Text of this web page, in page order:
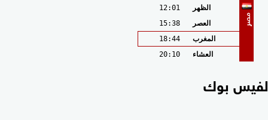
مصر
الظهر
12:01
العصر
15:38
المغرب
18:44
العشاء
20:10
بوك